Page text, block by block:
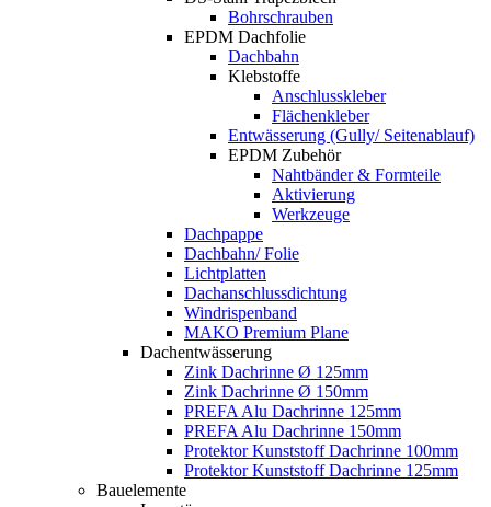
Bohrschrauben
EPDM Dachfolie
Dachbahn
Klebstoffe
Anschlusskleber
Flächenkleber
Entwässerung (Gully/ Seitenablauf)
EPDM Zubehör
Nahtbänder & Formteile
Aktivierung
Werkzeuge
Dachpappe
Dachbahn/ Folie
Lichtplatten
Dachanschlussdichtung
Windrispenband
MAKO Premium Plane
Dachentwässerung
Zink Dachrinne Ø 125mm
Zink Dachrinne Ø 150mm
PREFA Alu Dachrinne 125mm
PREFA Alu Dachrinne 150mm
Protektor Kunststoff Dachrinne 100mm
Protektor Kunststoff Dachrinne 125mm
Bauelemente